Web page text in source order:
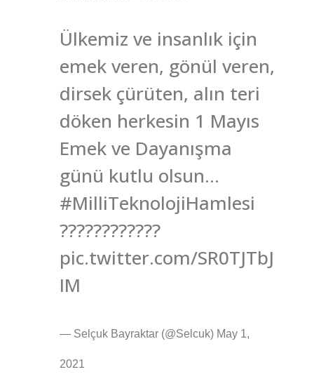
Ülkemiz ve insanlık için
emek veren, gönül veren,
dirsek çürüten, alın teri
döken herkesin 1 Mayıs
Emek ve Dayanışma
günü kutlu olsun…
#MilliTeknolojiHamlesi
????????????
pic.twitter.com/SR0TJTbJ
IM
— Selçuk Bayraktar (@Selcuk) May 1,
2021